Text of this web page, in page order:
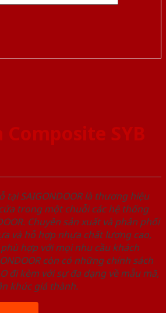
SYB
tại SAIGONDOOR là thương hiệu
trong một chuỗi các hệ thống
Chuyên sản xuất và phân phối
và hỗ hợp nhựa chất lượng cao,
hợp với mọi nhu cầu khách
còn có những chính sách
đi kèm với sự đa dạng về mẫu mã,
khúc giá thành.